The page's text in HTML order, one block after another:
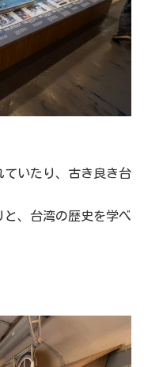
ていたり、古き良き台
、台湾の歴史を学べ